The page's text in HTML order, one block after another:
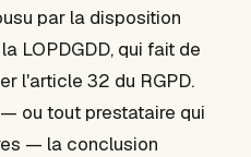
par la disposition
LOPDGDD, qui fait de
l'article 32 du RGPD.
ou tout prestataire qui
— la conclusion